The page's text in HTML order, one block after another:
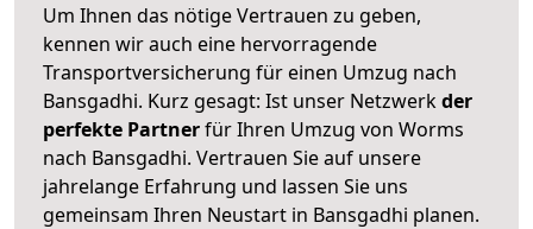
Um Ihnen das nötige Vertrauen zu geben,
kennen wir auch eine hervorragende
Transportversicherung für einen Umzug nach
Bansgadhi. Kurz gesagt: Ist unser Netzwerkder
perfekte Partnerfür Ihren Umzug von Worms
nach Bansgadhi. Vertrauen Sie auf unsere
jahrelange Erfahrung und lassen Sie uns
gemeinsam Ihren Neustart in Bansgadhi planen.